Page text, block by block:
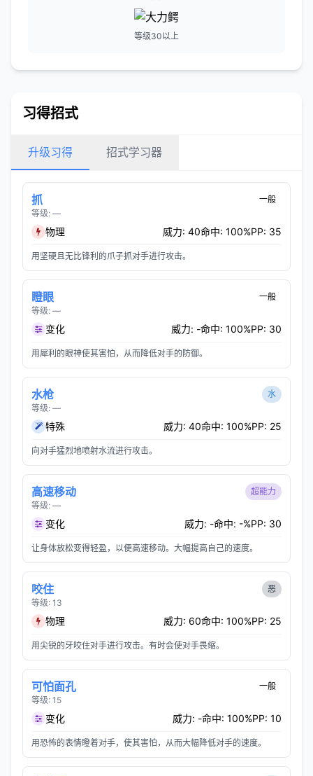
等级30以上
习得招式
升级习得 招式学习器
抓
等级: —
一般
物理 威力: 40命中: 100%PP: 35
用坚硬且无比锋利的爪子抓对手进行攻击。
瞪眼
等级: —
一般
变化 威力: -命中: 100%PP: 30
用犀利的眼神使其害怕，从而降低对手的防御。
水枪
等级: —
水
特殊 威力: 40命中: 100%PP: 25
向对手猛烈地喷射水流进行攻击。
高速移动
等级: —
超能力
变化 威力: -命中: -%PP: 30
让身体放松变得轻盈，以便高速移动。大幅提高自己的速度。
咬住
等级: 13
恶
物理 威力: 60命中: 100%PP: 25
用尖锐的牙咬住对手进行攻击。有时会使对手畏缩。
可怕面孔
等级: 15
一般
变化 威力: -命中: 100%PP: 10
用恐怖的表情瞪着对手，使其害怕，从而大幅降低对手的速度。